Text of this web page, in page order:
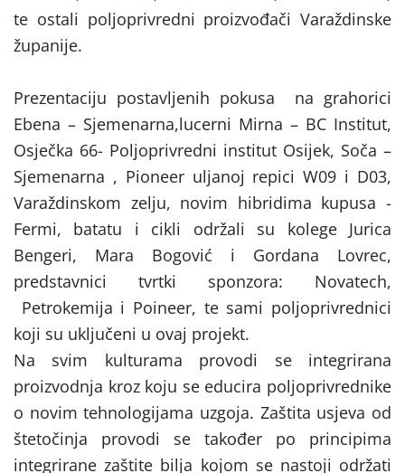
te ostali poljoprivredni proizvođači Varaždinske
županije.
Prezentaciju postavljenih pokusa na grahorici
Ebena – Sjemenarna,lucerni Mirna – BC Institut,
Osječka 66- Poljoprivredni institut Osijek, Soča –
Sjemenarna , Pioneer uljanoj repici W09 i D03,
Varaždinskom zelju, novim hibridima kupusa -
Fermi, batatu i cikli održali su kolege Jurica
Bengeri, Mara Bogović i Gordana Lovrec,
predstavnici tvrtki sponzora: Novatech,
Petrokemija i Poineer, te sami poljoprivrednici
koji su uključeni u ovaj projekt.
Na svim kulturama provodi se integrirana
proizvodnja kroz koju se educira poljoprivrednike
o novim tehnologijama uzgoja. Zaštita usjeva od
štetočinja provodi se također po principima
integrirane zaštite bilja kojom se nastoji održati